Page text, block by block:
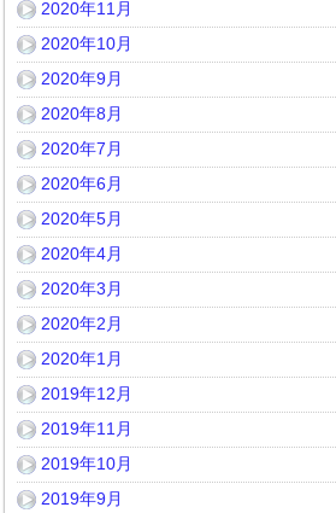
2020年11月
2020年10月
2020年9月
2020年8月
2020年7月
2020年6月
2020年5月
2020年4月
2020年3月
2020年2月
2020年1月
2019年12月
2019年11月
2019年10月
2019年9月